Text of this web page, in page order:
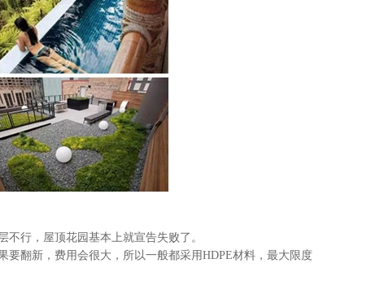
行，屋顶花园基本上就宣告失败了。
翻新，费用会很大，所以一般都采用HDPE材料，最大限度